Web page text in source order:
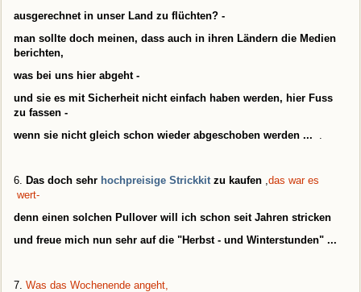
ausgerechnet in unser Land zu flüchten? -
man sollte doch meinen, dass auch in ihren Ländern die Medien
berichten,
was bei uns hier abgeht -
und sie es mit Sicherheit nicht einfach haben werden, hier Fuss
zu fassen -
wenn sie nicht gleich schon wieder abgeschoben werden ...
6. Das doch sehr hochpreisige Strickkit zu kaufen das war es
wert-
denn einen solchen Pullover will ich schon seit Jahren stricken
und freue mich nun sehr auf die "Herbst - und Winterstunden" ...
7. Was das Wochenende angeht,